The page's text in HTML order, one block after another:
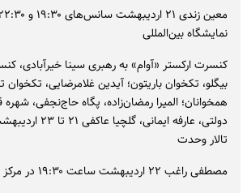
نمایشگاه بین‌المللی
کنسرت ارکستر «آوام» به رهبری سینا خیرآبادی،
بیگلو، تکخوان باریتون؛ آیدین غلامرضایی، تکخوان
همخوانان؛ المیرا رمضان‌زاده، پگاه حاج‌نجفی، شهره
تالار وحدت
مصطفی راغب ۲۲ اردیبهشت ساعت ۱۹:۳۰ در مرکز همایش‌های برج میلاد